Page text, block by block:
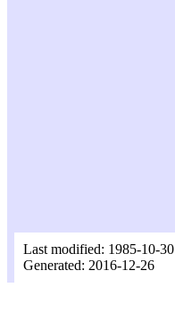
Last modified: 1985-10-30
Generated: 2016-12-26